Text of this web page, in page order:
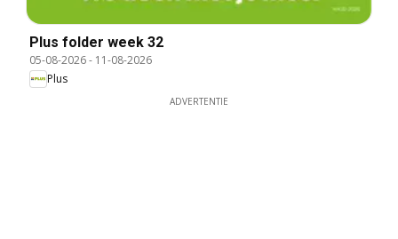
Plus folder week 32
05-08-2026- 11-08-2026
Plus
ADVERTENTIE